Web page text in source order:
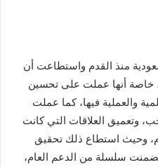
منذ القدم واستطاعت أن
خاصة أنها عملت على تحسين
والعملية فيها، كما عملت
وتعميق العلاقات التي كانت
وحيث استطاع ذلك تحقيق
سلسلة من الدعم العام،